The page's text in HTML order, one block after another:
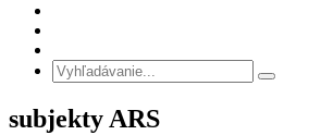
subjekty ARS